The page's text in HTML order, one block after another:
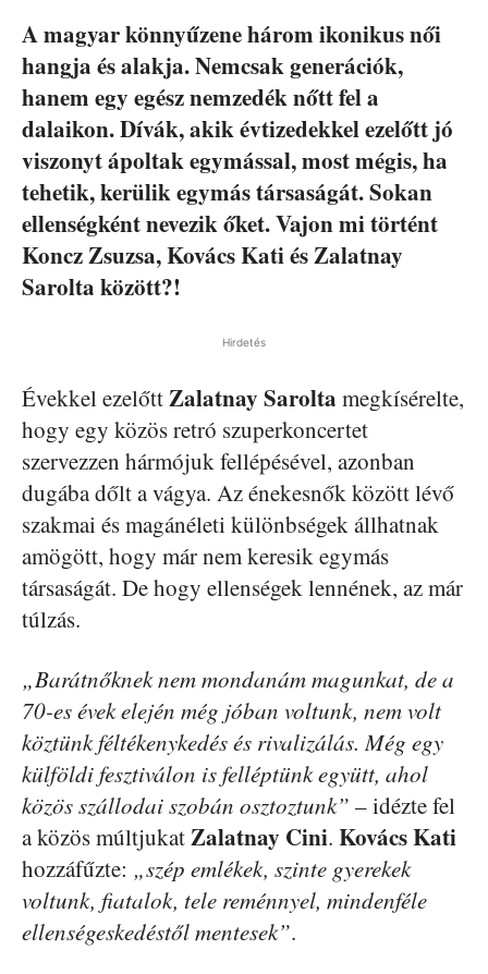
A magyar könnyűzene három ikonikus női
hangja és alakja. Nemcsak generációk,
hanem egy egész nemzedék nőtt fel a
dalaikon. Dívák, akik évtizedekkel ezelőtt jó
viszonyt ápoltak egymással, most mégis, ha
tehetik, kerülik egymás társaságát. Sokan
ellenségként nevezik őket. Vajon mi történt
Koncz Zsuzsa, Kovács Kati és Zalatnay
Sarolta között?!
Hirdetés
Évekkel ezelőttZalatnay Sarolta megkísérelte,
hogy egy közös retró szuperkoncertet
szervezzen hármójuk fellépésével, azonban
dugába dőlt a vágya. Az énekesnők között lévő
szakmai és magánéleti különbségek állhatnak
amögött, hogy már nem keresik egymás
társaságát. De hogy ellenségek lennének, az már
túlzás.
„Barátnőknek nem mondanám magunkat, de a
70-es évek elején még jóban voltunk, nem volt
köztünk féltékenykedés és rivalizálás. Még egy
külföldi fesztiválon is felléptünk együtt, ahol
közös szállodai szobán osztoztunk” – idézte fel
a közös múltjukatZalatnay Cini. Kovács Kati
hozzáfűzte: „szép emlékek, szinte gyerekek
voltunk, fiatalok, tele reménnyel, mindenféle
ellenségeskedéstől mentesek”.